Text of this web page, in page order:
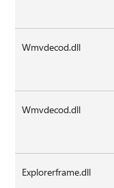
Wmvdecod.dll
Wmvdecod.dll
Explorerframe.dll